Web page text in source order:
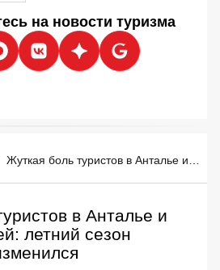
на новости туризма
в Анталье и
летний сезон